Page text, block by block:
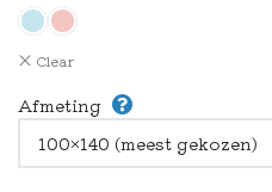
Clear
Afmeting